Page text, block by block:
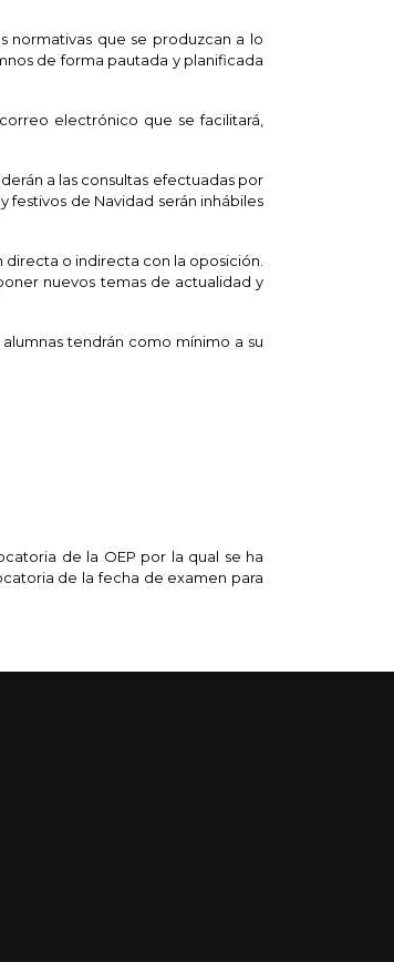
normativas que se produzcan a lo
de forma pautada y planificada
electrónico que se facilitará,
a las consultas efectuadas por
festivos de Navidad serán inhábiles
o indirecta con la oposición.
nuevos temas de actualidad y
tendrán como mínimo a su
de la OEP por la qual se ha
de la fecha de examen para